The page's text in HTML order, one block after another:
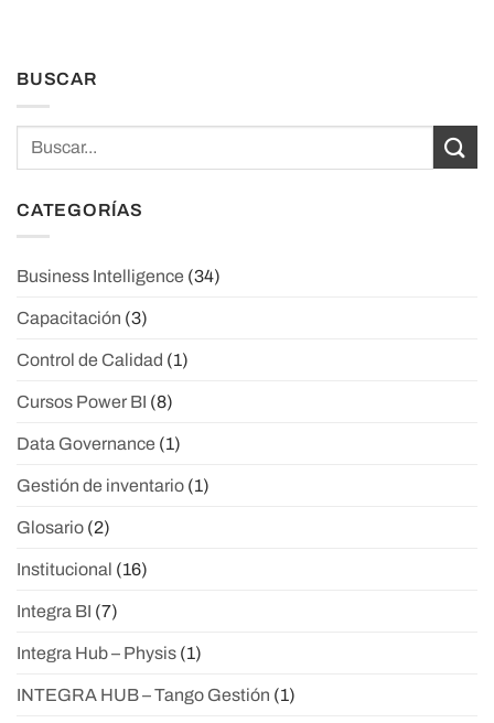
BUSCAR
CATEGORÍAS
Business Intelligence (34)
Capacitación (3)
Control de Calidad (1)
Cursos Power BI (8)
Data Governance (1)
Gestión de inventario (1)
Glosario (2)
Institucional (16)
Integra BI (7)
Integra Hub – Physis (1)
INTEGRA HUB – Tango Gestión (1)